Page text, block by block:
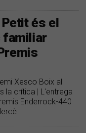
és el
familiar
Xesco Boix al
la crítica | L'entrega
Enderrock-440